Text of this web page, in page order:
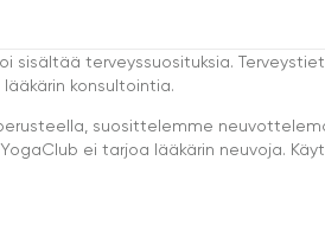
sisältää terveyssuosituksia.
konsultointia.
suosittelemme
ei tarjoa lääkärin neuvoja.